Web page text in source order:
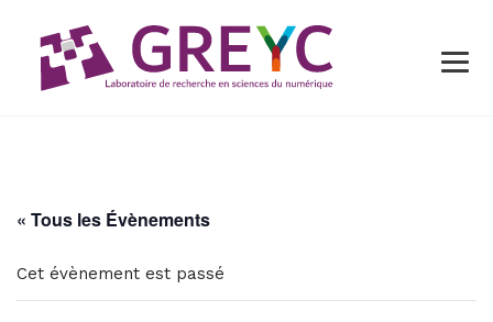
« Tous les Évènements
Cet évènement est passé